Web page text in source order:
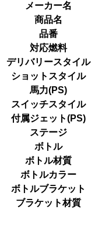
メーカー名
商品名
品番
対応燃料
デリバリースタイル
ショットスタイル
馬力(PS)
スイッチスタイル
付属ジェット(PS)
ステージ
ボトル
ボトル材質
ボトルカラー
ボトルブラケット
ブラケット材質